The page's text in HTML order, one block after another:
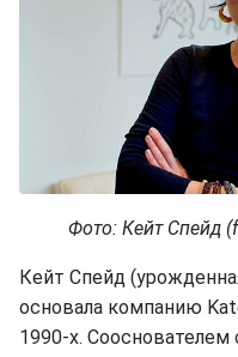
Фото: Кейт Спейд
Кейт Спейд
основала компанию
1990-х.